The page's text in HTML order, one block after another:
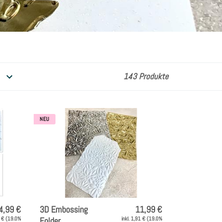
143 Produkte
€
(19.0%
NEU
3D Embossing
11,99 €
inkl. 1,91 € (19.0%